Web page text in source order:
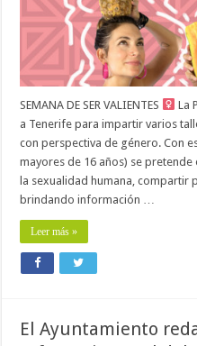
SEMANA DE SER VALIENTES
La
a Tenerife para impartir varios
con perspectiva de género. Con
mayores de 16 años) se
la sexualidad humana, compartir
brindando información …
Leer más »
El Ayuntamiento